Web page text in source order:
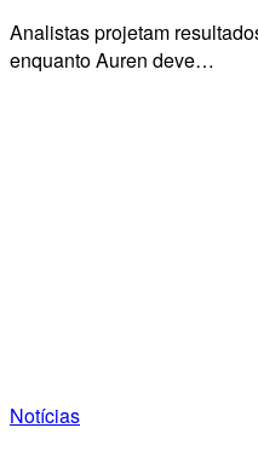
Analistas projetam
enquanto Auren deve…
Notícias